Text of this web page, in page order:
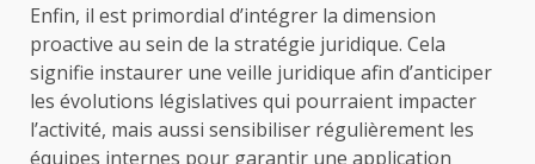
Enfin, il est primordial d’intégrer la dimension
proactive au sein de la stratégie juridique. Cela
signifie instaurer une veille juridique afin d’anticiper
les évolutions législatives qui pourraient impacter
l’activité, mais aussi sensibiliser régulièrement les
équipes internes pour garantir une application